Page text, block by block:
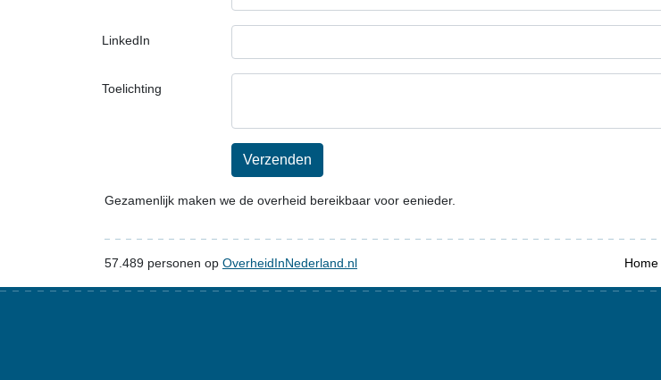
LinkedIn
Toelichting
Verzenden
Gezamenlijk maken we de overheid bereikbaar voor eenieder.
57.489 personen op OverheidInNederland.nl Home